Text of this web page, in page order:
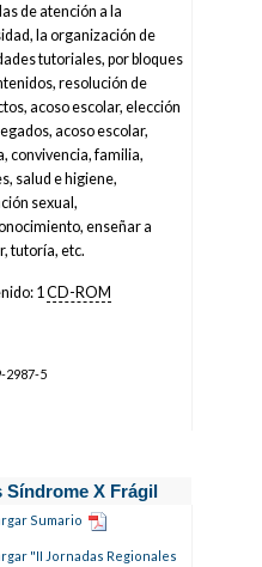
de atención a la
la organización de
tutoriales, por bloques
resolución de
acoso escolar, elección
acoso escolar,
convivencia, familia,
salud e higiene,
sexual,
enseñar a
tutoría, etc.
1CD-ROM
2987-5
Síndrome X Frágil
Sumario
"II Jornadas Regionales